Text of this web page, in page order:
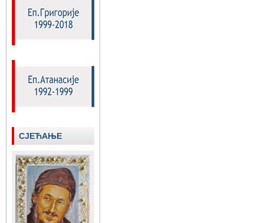
СЈЕЋАЊЕ